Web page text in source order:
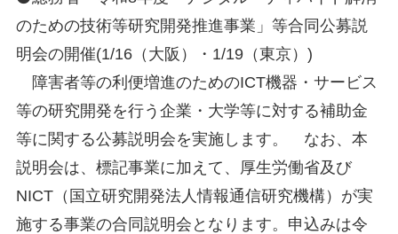
のための技術等研究開発推進事業」等合同公募説
明会の開催(1/16（大阪）・1/19（東京）)
障害者等の利便増進のためのICT機器・サービス
等の研究開発を行う企業・大学等に対する補助金
等に関する公募説明会を実施します。 なお、本
説明会は、標記事業に加えて、厚生労働省及び
NICT（国立研究開発法人情報通信研究機構）が実
施する事業の合同説明会となります。申込みは令